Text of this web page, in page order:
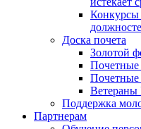
Конкурсы
Доска почета
Золотой
Почетные
Почетные
Поддержка
Партнерам